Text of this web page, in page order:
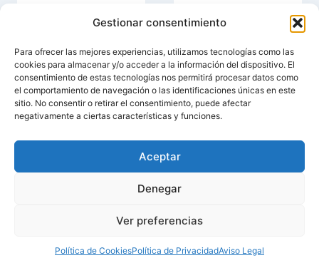
Gestionar consentimiento
Para ofrecer las mejores experiencias, utilizamos tecnologías como las
cookies para almacenar y/o acceder a la información del dispositivo. El
consentimiento de estas tecnologías nos permitirá procesar datos como
el comportamiento de navegación o las identificaciones únicas en este
sitio. No consentir o retirar el consentimiento, puede afectar
negativamente a ciertas características y funciones.
Aceptar
Denegar
Ver preferencias
Política de CookiesPolítica de PrivacidadAviso Legal
© 2026 Entorrente.Com | Negocios En Torrente |
Cookies